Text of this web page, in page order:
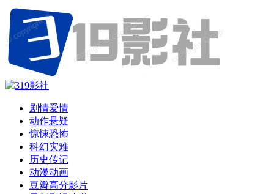
剧情爱情
动作悬疑
惊悚恐怖
科幻灾难
历史传记
动漫动画
豆瓣高分影片